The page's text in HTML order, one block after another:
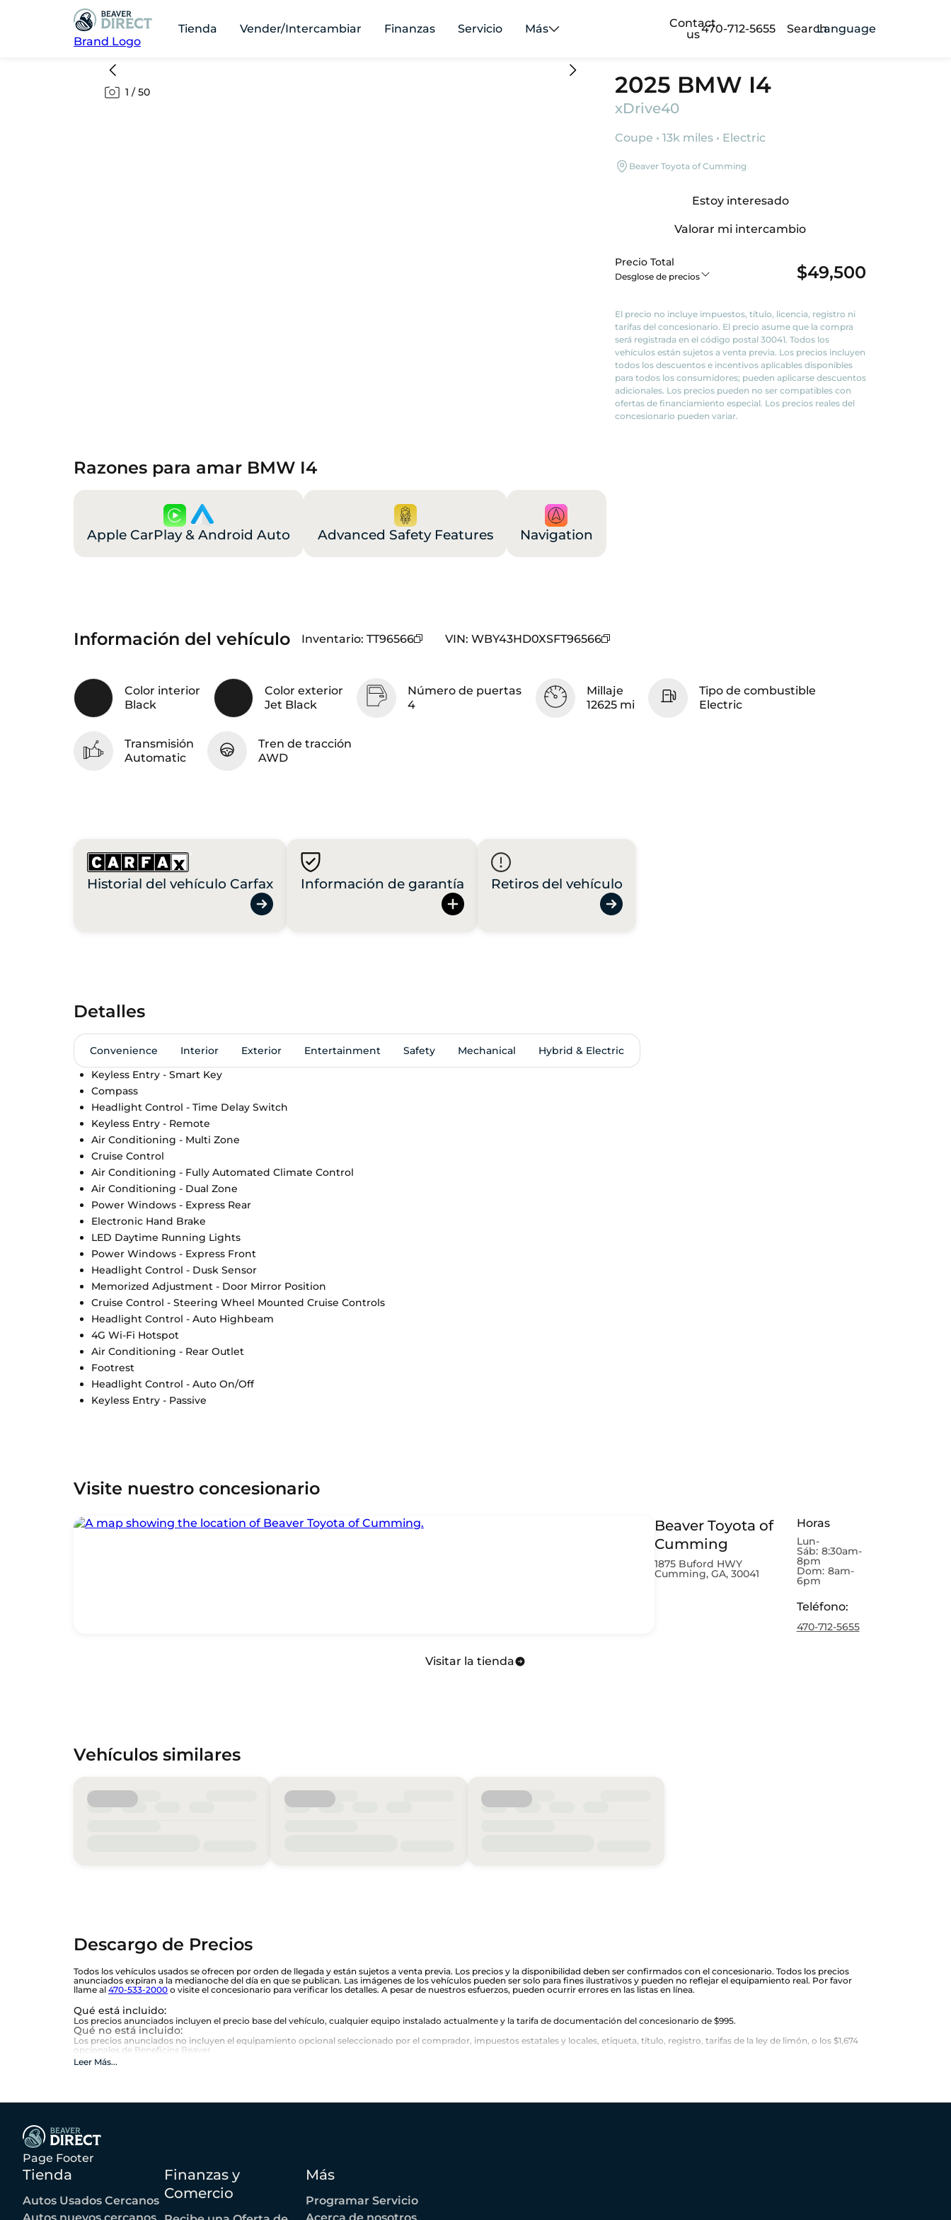
Brand Logo
Tienda Vender/Intercambiar Finanzas Servicio Más
Contact
us470-712-5655 SearchLanguage
1 /50 2025 BMW I4
xDrive40
Coupe • 13k miles • Electric
Beaver Toyota of Cumming
Estoy interesado
Valorar mi intercambio
Precio Total
Desglose de precios $49,500
El precio no incluye impuestos, título, licencia, registro ni
tarifas del concesionario. El precio asume que la compra
será registrada en el código postal 30041. Todos los
vehículos están sujetos a venta previa. Los precios incluyen
todos los descuentos e incentivos aplicables disponibles
para todos los consumidores; pueden aplicarse descuentos
adicionales. Los precios pueden no ser compatibles con
ofertas de financiamiento especial. Los precios reales del
concesionario pueden variar.
Razones para amar BMW I4
Apple CarPlay & Android Auto Advanced Safety Features Navigation
Información del vehículo Inventario: TT96566 VIN: WBY43HD0XSFT96566
Color interior
Black
Color exterior
Jet Black
Número de puertas
4
Millaje
12625 mi
Tipo de combustible
Electric
Transmisión
Automatic
Tren de tracción
AWD
Historial del vehículo Carfax Información de garantía Retiros del vehículo
Detalles
Convenience Interior Exterior Entertainment Safety Mechanical
Hybrid & Electric
Keyless Entry - Smart Key
Compass
Headlight Control - Time Delay Switch
Keyless Entry - Remote
Air Conditioning - Multi Zone
Cruise Control
Air Conditioning - Fully Automated Climate Control
Air Conditioning - Dual Zone
Power Windows - Express Rear
Electronic Hand Brake
LED Daytime Running Lights
Power Windows - Express Front
Headlight Control - Dusk Sensor
Memorized Adjustment - Door Mirror Position
Cruise Control - Steering Wheel Mounted Cruise Controls
Headlight Control - Auto Highbeam
4G Wi-Fi Hotspot
Air Conditioning - Rear Outlet
Footrest
Headlight Control - Auto On/Off
Keyless Entry - Passive
Visite nuestro concesionario
Beaver Toyota of
Cumming
1875 Buford HWY
Cumming, GA, 30041
Horas
Lun-
Sáb: 8:30am-
8pm
Dom: 8am-
6pm
Teléfono:
470-712-5655
Visitar la tienda
Vehículos similares
Descargo de Precios
Todos los vehículos usados se ofrecen por orden de llegada y están sujetos a venta previa. Los precios y la disponibilidad deben ser confirmados con el concesionario. Todos los precios
anunciados expiran a la medianoche del día en que se publican. Las imágenes de los vehículos pueden ser solo para fines ilustrativos y pueden no reflejar el equipamiento real. Por favor
llame al 470-533-2000 o visite el concesionario para verificar los detalles. A pesar de nuestros esfuerzos, pueden ocurrir errores en las listas en línea.
Qué está incluido:
Los precios anunciados incluyen el precio base del vehículo, cualquier equipo instalado actualmente y la tarifa de documentación del concesionario de $995.
Qué no está incluido:
Los precios anunciados no incluyen el equipamiento opcional seleccionado por el comprador, impuestos estatales y locales, etiqueta, título, registro, tarifas de la ley de limón, o los $1,674
opcionales de Beneficios Beaver.
Leer Más...
Page Footer
Tienda
Autos Usados Cercanos
Finanzas y
Comercio
Más
Programar Servicio